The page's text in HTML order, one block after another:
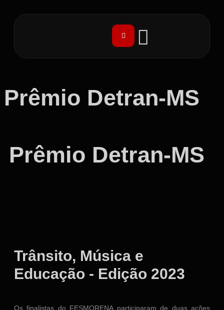
Prêmio Detran-MS
Prêmio Detran-MS
Trânsito, Música e
Educação - Edição 2023
Os finalistas do FESMORENA participaram de duas ações